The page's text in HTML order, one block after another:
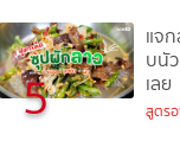
5
แจ
บนั
เลย
สูตร